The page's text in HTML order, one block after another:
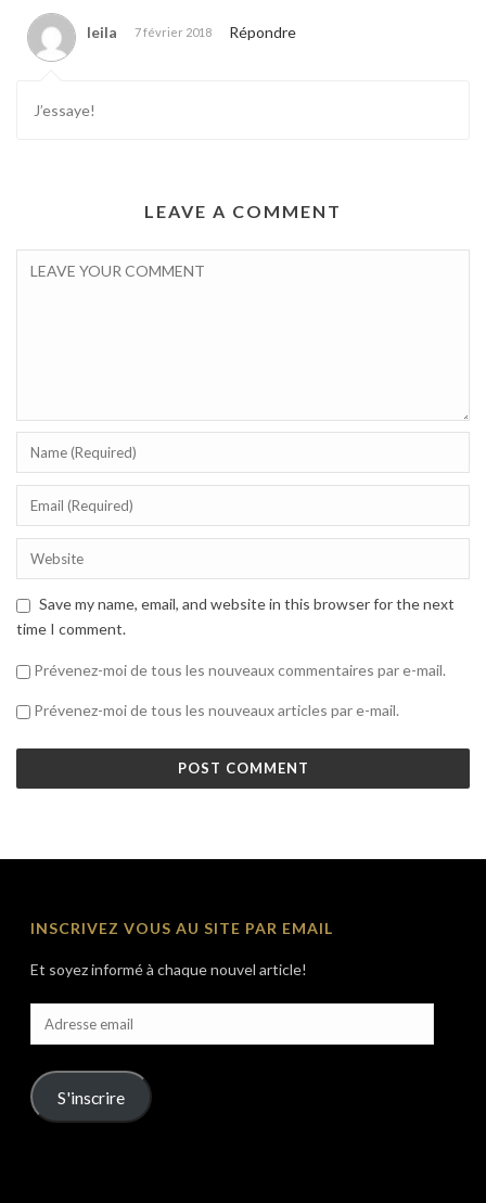
leila 7 février 2018 Répondre
J’essaye!
LEAVE A COMMENT
Save my name, email, and website in this browser for the next
time I comment.
Prévenez-moi de tous les nouveaux commentaires par e-mail.
Prévenez-moi de tous les nouveaux articles par e-mail.
INSCRIVEZ VOUS AU SITE PAR EMAIL
Et soyez informé à chaque nouvel article!
Adresse
email
S'inscrire